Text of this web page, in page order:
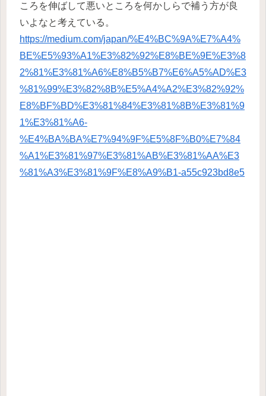
ころを伸ばして悪いところを何かしらで補う方が良
いよなと考えている。
https://medium.com/japan/%E4%BC%9A%E7%A4%
BE%E5%93%A1%E3%82%92%E8%BE%9E%E3%8
2%81%E3%81%A6%E8%B5%B7%E6%A5%AD%E3
%81%99%E3%82%8B%E5%A4%A2%E3%82%92%
E8%BF%BD%E3%81%84%E3%81%8B%E3%81%9
1%E3%81%A6-
%E4%BA%BA%E7%94%9F%E5%8F%B0%E7%84
%A1%E3%81%97%E3%81%AB%E3%81%AA%E3
%81%A3%E3%81%9F%E8%A9%B1-a55c923bd8e5